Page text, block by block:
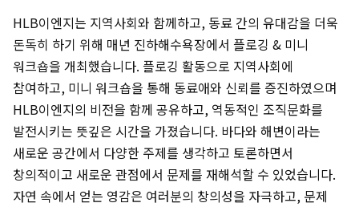
HLB이엔지는 지역사회와 함께하고, 동료 간의 유대감을 더욱
돈독히 하기 위해 매년 진하해수욕장에서 플로깅 & 미니
워크숍을 개최했습니다. 플로깅 활동으로 지역사회에
참여하고, 미니 워크숍을 통해 동료애와 신뢰를 증진하였으며
HLB이엔지의 비전을 함께 공유하고, 역동적인 조직문화를
발전시키는 뜻깊은 시간을 가졌습니다. 바다와 해변이라는
새로운 공간에서 다양한 주제를 생각하고 토론하면서
창의적이고 새로운 관점에서 문제를 재해석할 수 있었습니다.
자연 속에서 얻는 영감은 여러분의 창의성을 자극하고, 문제